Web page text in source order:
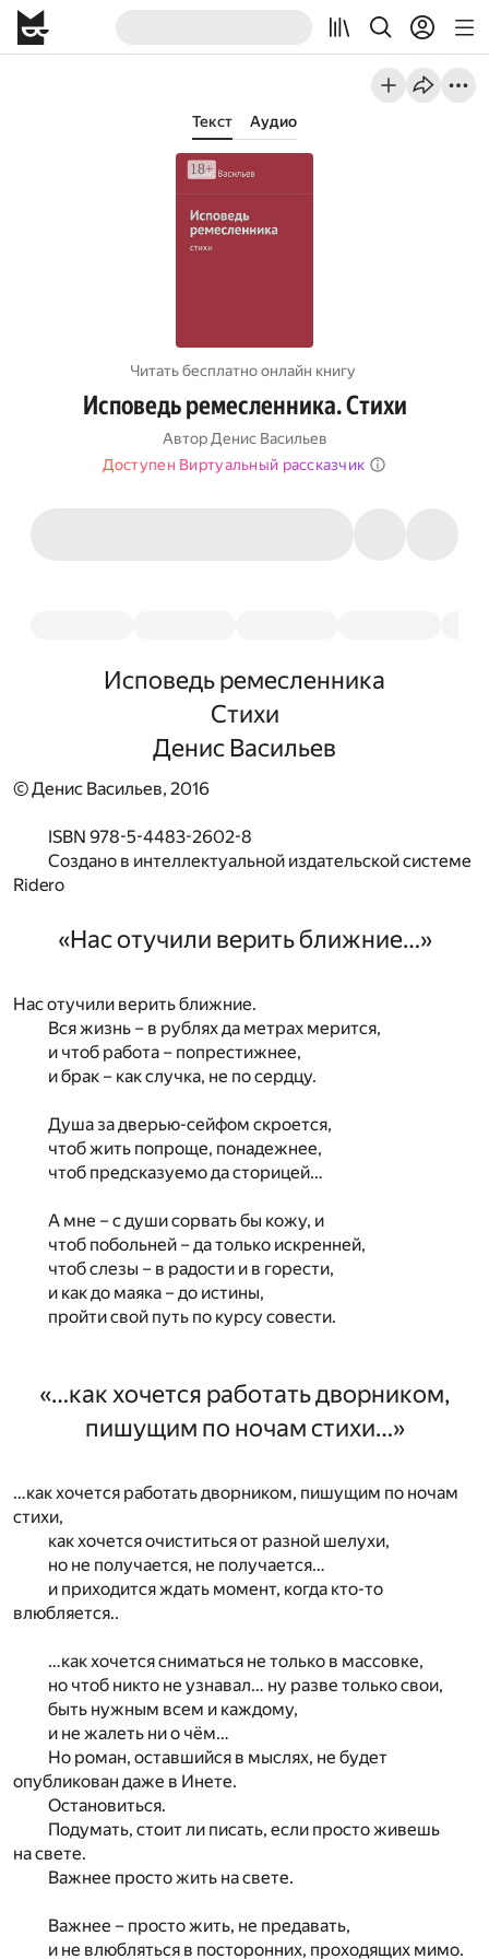
Текст Аудио
Читать бесплатно онлайн книгу
Исповедь ремесленника. Стихи
Автор Денис Васильев
Доступен Виртуальный рассказчик
Исповедь ремесленника
Стихи
Денис Васильев
© Денис Васильев, 2016
ISBN 978-5-4483-2602-8
Создано в интеллектуальной издательской системе
Ridero
«Нас отучили верить ближние…»
Нас отучили верить ближние.
Вся жизнь – в рублях да метрах мерится,
и чтоб работа – попрестижнее,
и брак – как случка, не по сердцу.
Душа за дверью-сейфом скроется,
чтоб жить попроще, понадежнее,
чтоб предсказуемо да сторицей…
А мне – с души сорвать бы кожу, и
чтоб побольней – да только искренней,
чтоб слезы – в радости и в горести,
и как до маяка – до истины,
пройти свой путь по курсу совести.
«…как хочется работать дворником,
пишущим по ночам стихи…»
…как хочется работать дворником, пишущим по ночам
стихи,
как хочется очиститься от разной шелухи,
но не получается, не получается…
и приходится ждать момент, когда кто-то
влюбляется..
…как хочется сниматься не только в массовке,
но чтоб никто не узнавал… ну разве только свои,
быть нужным всем и каждому,
и не жалеть ни о чём…
Но роман, оставшийся в мыслях, не будет
опубликован даже в Инете.
Остановиться.
Подумать, стоит ли писать, если просто живешь
на свете.
Важнее просто жить на свете.
Важнее – просто жить, не предавать,
и не влюбляться в посторонних, проходящих мимо.